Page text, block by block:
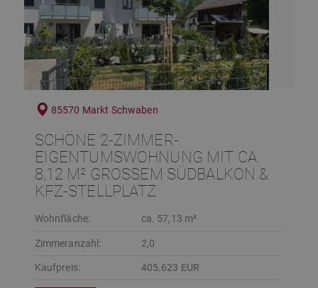
85570 Markt Schwaben
SCHÖNE 2-ZIMMER-
EIGENTUMSWOHNUNG MIT CA.
8,12 M² GROSSEM SÜDBALKON & K
FZ-STELLPLATZ
Wohnfläche: ca. 57,13 m²
Zimmeranzahl: 2,0
Kaufpreis: 405.623 EUR